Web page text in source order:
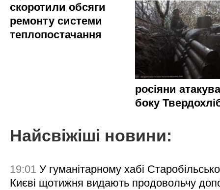
скоротили обсяги
ремонту системи
теплопостачання
росіяни
боку
Найсвіжіші новини:
19:01 У гуманітарному хабі
Києві щотижня видають продовольчу